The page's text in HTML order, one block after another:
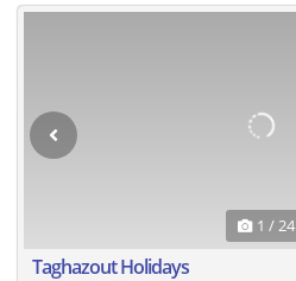
1 / 24
Taghazout Holidays